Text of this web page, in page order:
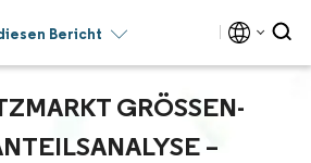
Bericht
GRÖSSEN- U
– W